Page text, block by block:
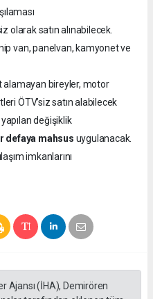
olarak satın alınabilecek.
van, panelvan, kamyonet ve
alamayan bireyler, motor
ÖTV’siz satın alabilecek
değişiklik
defaya mahsus uygulanacak.
imkanlarını
Ajansı (İHA), Demirören